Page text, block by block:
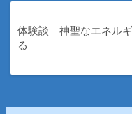
体験談 神聖なエネル
る